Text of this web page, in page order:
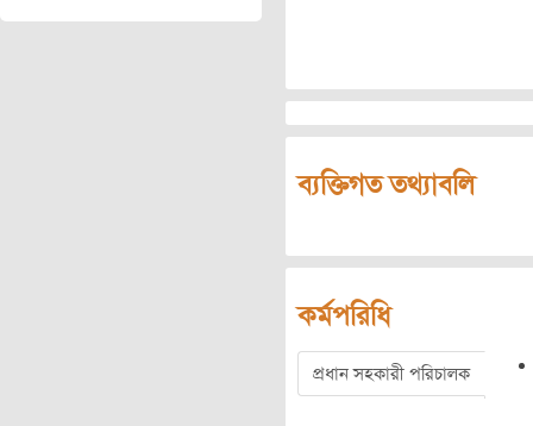
ব্যক্তিগত তথ্যাবলি
কর্মপরিধি
প্রধান সহকারী পরিচালক